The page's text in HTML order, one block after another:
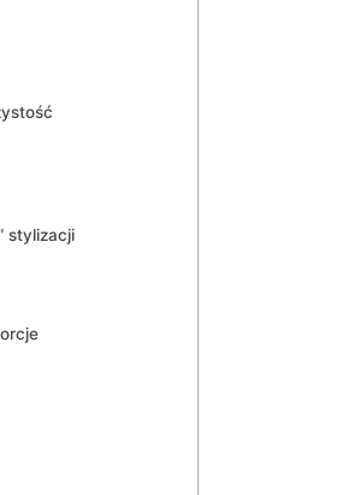
stylizacji